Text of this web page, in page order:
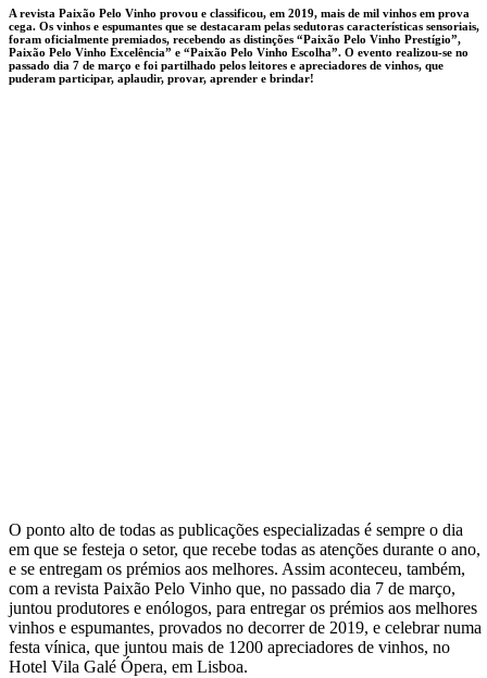
A revista Paixão Pelo Vinho provou e classificou, em 2019, mais de mil vinhos em prova
cega. Os vinhos e espumantes que se destacaram pelas sedutoras características sensoriais,
foram oficialmente premiados, recebendo as distinções “Paixão Pelo Vinho Prestígio”,
Paixão Pelo Vinho Excelência” e “Paixão Pelo Vinho Escolha”. O evento realizou-se no
passado dia 7 de março e foi partilhado pelos leitores e apreciadores de vinhos, que
puderam participar, aplaudir, provar, aprender e brindar!
O ponto alto de todas as publicações especializadas é sempre o dia
em que se festeja o setor, que recebe todas as atenções durante o ano,
e se entregam os prémios aos melhores. Assim aconteceu, também,
com a revista Paixão Pelo Vinho que, no passado dia 7 de março,
juntou produtores e enólogos, para entregar os prémios aos melhores
vinhos e espumantes, provados no decorrer de 2019, e celebrar numa
festa vínica, que juntou mais de 1200 apreciadores de vinhos, no
Hotel Vila Galé Ópera, em Lisboa.